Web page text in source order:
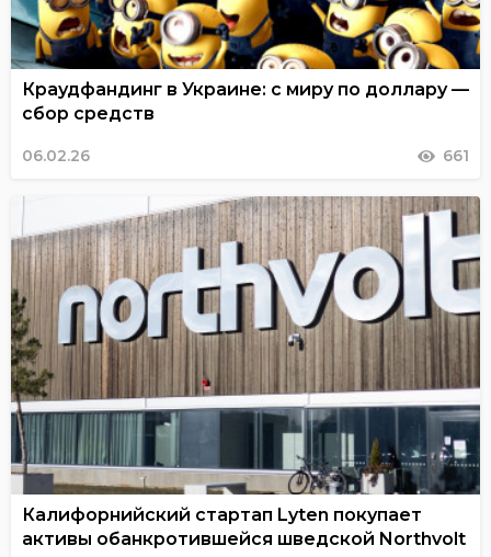
Краудфандинг в Украине: с миру по доллару —
сбор средств
06.02.26 661
Калифорнийский стартап Lyten покупает
активы обанкротившейся шведской Northvolt